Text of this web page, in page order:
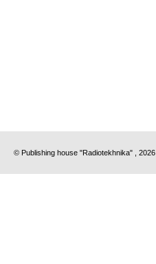
© Publishing house "Radiotekhnika" , 2026